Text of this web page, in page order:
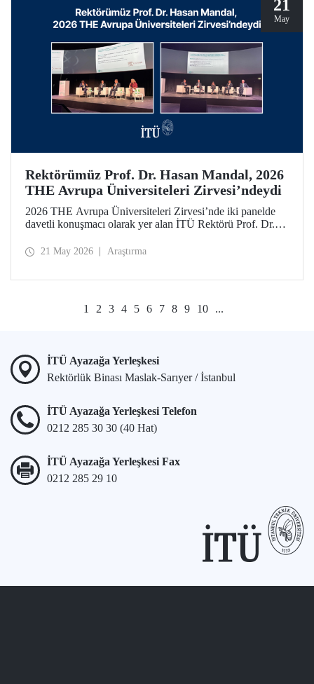
21
May
Rektörümüz Prof. Dr. Hasan Mandal, 2026
THE Avrupa Üniversiteleri Zirvesi’ndeydi
2026 THE Avrupa Üniversiteleri Zirvesi’nde iki panelde
davetli konuşmacı olarak yer alan İTÜ Rektörü Prof. Dr.
katıldığı toplantıda uluslararası araştırma ve iş birliği
21 May 2026 Araştırma
1 2 3 4 5 6 7 8 9 10 ...
İTÜ Ayazağa Yerleşkesi
Rektörlük Binası Maslak-Sarıyer / İstanbul
İTÜ Ayazağa Yerleşkesi Telefon
0212 285 30 30 (40 Hat)
İTÜ Ayazağa Yerleşkesi Fax
0212 285 29 10